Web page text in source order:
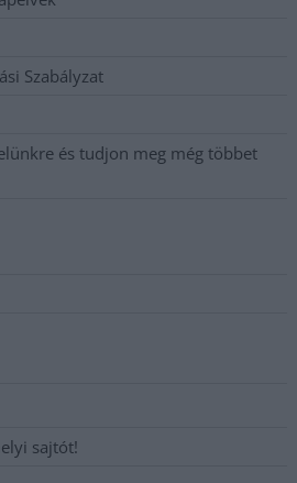
Szabályzat
és tudjon meg még többet
sajtót!